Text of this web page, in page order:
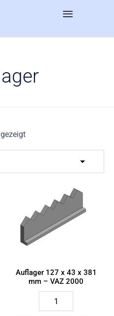
Auflager 127 x 43 x 381
mm – VAZ 2000
Auflager
x